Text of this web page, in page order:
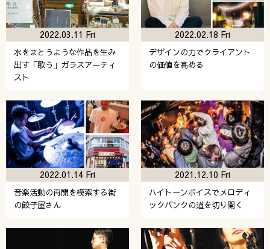
水をまとうような作品を生み
出す「歌う」ガラスアーティ
スト
2022.03.11 Fri
デザインの力でクライアント
の価値を高める
2022.02.18 Fri
音楽活動の再開を模索する街
の餃子屋さん
2022.01.14 Fri
ハイトーンボイスでメロディ
ックパンクの道を切り開く
2021.12.10 Fri